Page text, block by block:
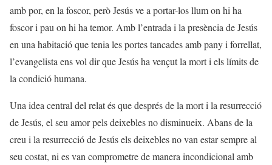
amb por, en la foscor, però Jesús ve a portar-los llum on hi ha
foscor i pau on hi ha temor. Amb l’entrada i la presència de Jesús
en una habitació que tenia les portes tancades amb pany i forrellat,
l’evangelista ens vol dir que Jesús ha vençut la mort i els límits de
la condició humana.
Una idea central del relat és que després de la mort i la resurrecció
de Jesús, el seu amor pels deixebles no disminueix. Abans de la
creu i la resurrecció de Jesús els deixebles no van estar sempre al
seu costat, ni es van comprometre de manera incondicional amb